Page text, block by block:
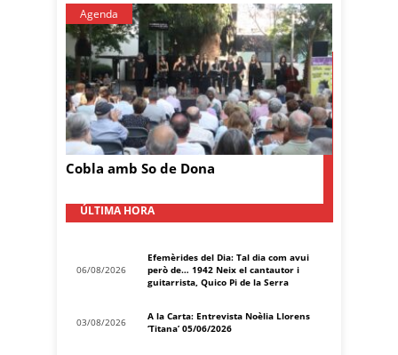
Agenda
Cobla amb So de Dona
ÚLTIMA HORA
06/08/2026
Efemèrides del Dia: Tal dia com avui
però de… 1942 Neix el cantautor i
guitarrista, Quico Pi de la Serra
03/08/2026
A la Carta: Entrevista Noèlia Llorens
‘Titana’ 05/06/2026